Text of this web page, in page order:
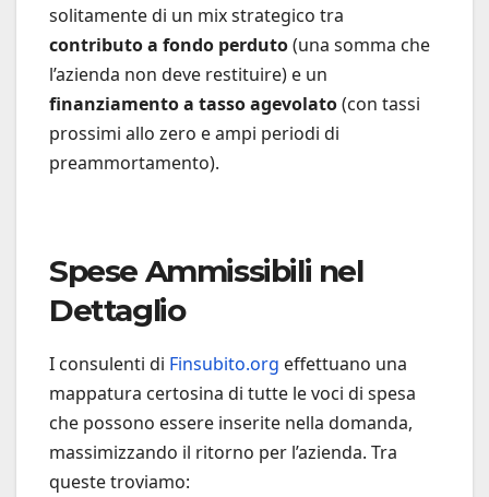
solitamente di un mix strategico tra
contributo a fondo perduto(una somma che
l’azienda non deve restituire) e un
finanziamento a tasso agevolato(con tassi
prossimi allo zero e ampi periodi di
preammortamento).
Spese Ammissibili nel
Dettaglio
I consulenti di Finsubito.org effettuano una
mappatura certosina di tutte le voci di spesa
che possono essere inserite nella domanda,
massimizzando il ritorno per l’azienda. Tra
queste troviamo: